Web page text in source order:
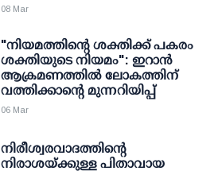
08 Mar
"നിയമത്തിന്റെ ശക്തിക്ക് പകരം
ശക്തിയുടെ നിയമം": ഇറാൻ
ആക്രമണത്തിൽ ലോകത്തിന്
വത്തിക്കാന്റെ മുന്നറിയിപ്പ്
06 Mar
നിരീശ്വരവാദത്തിന്റെ
നിരാശയ്ക്കുള്ള പിതാവായ